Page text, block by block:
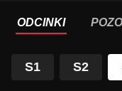
ODCINKI
S1 S2